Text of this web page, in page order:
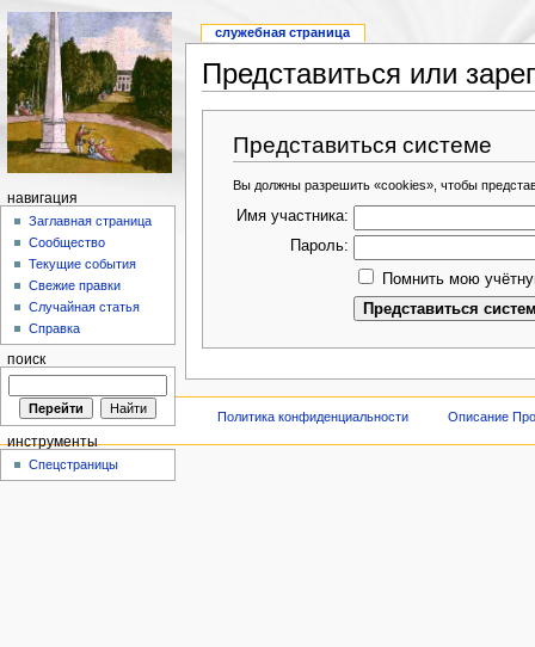
Представиться или
Представиться системе
Вы должны разрешить «cookies», чтобы
Имя участника:
Пароль:
Помнить мою
служебная страница
навигация
Заглавная страница
Сообщество
Текущие события
Свежие правки
Случайная статья
Справка
поиск
инструменты
Спецстраницы
Политика конфиденциальности Описание